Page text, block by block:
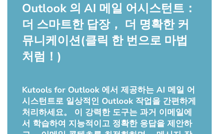
Outlook 의 AI 메일 어시스턴트：
더 스마트한 답장， 더 명확한 커
뮤니케이션(클릭 한 번으로 마법
처럼！)
Kutools for Outlook 에서 제공하는 AI 메일 어
시스턴트로 일상적인 Outlook 작업을 간편하게
처리하세요。 이 강력한 도구는 과거 이메일에
서 학습하여 지능적이고 정확한 응답을 제안하